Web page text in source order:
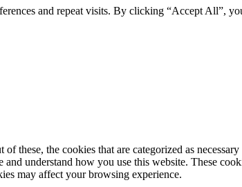
and repeat visits. By clicking “Accept All”,
the cookies that are categorized as
understand how you use this website. These
may affect your browsing experience.